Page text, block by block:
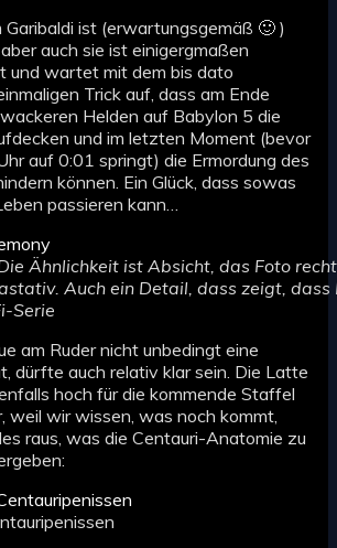
Garibaldi ist (erwartungsgemäß 🙂 )
auch sie ist einigergmaßen
und wartet mit dem bis dato
Trick auf, dass am Ende
Helden auf Babylon 5 die
und im letzten Moment (bevor
auf 0:01 springt) die Ermordung des
können. Ein Glück, dass sowas
passieren kann…
Ähnlichkeit ist Absicht, das Foto
Auch ein Detail, dass zeigt,
Serie
am Ruder nicht unbedingt eine
dürfte auch relativ klar sein. Die Latte
hoch für die kommende Staffel
weil wir wissen, was noch kommt,
raus, was die Centauri-Anatomie zu